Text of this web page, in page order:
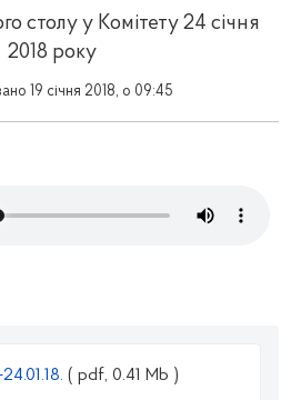
столу у Комітету 24 січня
2018 року
19 січня 2018, о 09:45
( pdf, 0.41 Mb )